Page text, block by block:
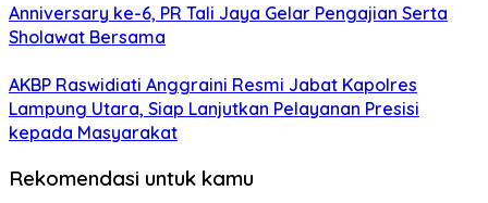
Anniversary ke-6, PR Tali Jaya Gelar Pengajian Serta
Sholawat Bersama
AKBP Raswidiati Anggraini Resmi Jabat Kapolres
Lampung Utara, Siap Lanjutkan Pelayanan Presisi
kepada Masyarakat
Rekomendasi untuk kamu